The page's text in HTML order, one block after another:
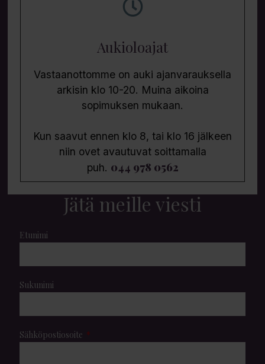
Aukioloajat
Vastaanottomme on auki ajanvarauksella
arkisin klo 10-20. Muina aikoina
sopimuksen mukaan.
Kun saavut ennen klo 8, tai klo 16 jälkeen
niin ovet avautuvat soittamalla
puh. 044 978 0562
Jätä meille viesti
Etunimi
Sukunimi
Sähköpostiosoite